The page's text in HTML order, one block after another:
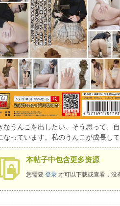
なうんこを出したい。そう思って、
なっています。私のうんこが成長し
本帖子中包含更多资源
您需要 登录 才可以下载或查看，没